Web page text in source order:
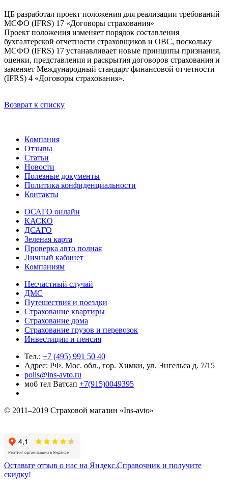
ЦБ разработал проект положения для реализации требований
МСФО (IFRS) 17 «Договоры страхования»
Проект положения изменяет порядок составления
бухгалтерской отчетности страховщиков и ОВС, поскольку
МСФО (IFRS) 17 устанавливает новые принципы признания,
оценки, представления и раскрытия договоров страхования и
заменяет Международный стандарт финансовой отчетности
(IFRS) 4 «Договоры страхования».
Возврат к списку
Компания
Отзывы
Статьи
Новости
Полезные документы
Политика конфиденциальности
Контакты
ОСАГО онлайн
КАСКО
ДСАГО
Зеленая карта
Проверка авто полная
Личный кабинет
Компаниям
Несчастный случай
ДМС
Путешествия и поездки
Страхование квартиры
Страхование дома
Страхование грузов и перевозок
Инвестиции и пенсия
Тел.: +7 (495) 991 50 40
Адрес: РФ. Мос. обл., гор. Химки, ул. Энгельса д. 7/15
polis@ins-avto.ru
моб тел Ватсап +7(915)0049395
© 2011–2019 Страховой магазин «Ins-avto»
Оставьте отзыв о нас на Яндекс.Справочник и получите
скидку!